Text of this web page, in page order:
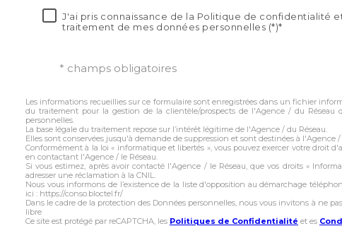
J'ai pris connaissance de la Politique de confidentialité
traitement de mes données personnelles (*)*
* champs obligatoires
Les informations recueillies sur ce formulaire sont enregistrées dans un fichier
du traitement pour la gestion de la clientèle/prospects de l'Agence / du Réseau
personnelles.
La base légale du traitement repose sur l’intérêt légitime de l'Agence / du Réseau.
Elles sont conservées jusqu'à demande de suppression et sont destinées à l'Agence /
Conformément à la loi « informatique et libertés », vous pouvez exercer votre droit
en contactant l'Agence / le Réseau.
Si vous estimez, après avoir contacté l'Agence / le Réseau, que vos droits «
adresser une réclamation à la CNIL.
Nous vous informons de l’existence de la liste d'opposition au démarchage
ici : https://conso.bloctel.fr/
Dans le cadre de la protection des Données personnelles, nous vous invitons à ne
libre
Ce site est protégé par reCAPTCHA, les Politiques de Confidentialité et es